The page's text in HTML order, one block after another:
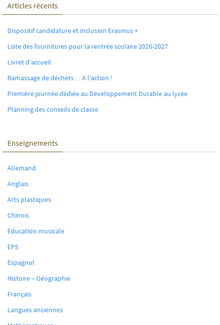
Articles récents
Dispositif candidature et inclusion Erasmus +
Liste des fournitures pour la rentrée scolaire 2026-2027
Livret d’accueil
Ramassage de déchets… A l’action !
Première journée dédiée au Développement Durable au lycée
Planning des conseils de classe
Enseignements
Allemand
Anglais
Arts plastiques
Chinois
Education musicale
EPS
Espagnol
Histoire – Géographie
Français
Langues anciennes